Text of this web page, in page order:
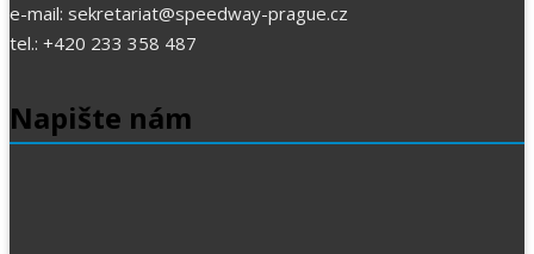
e-mail: sekretariat@speedway-prague.cz
tel.: +420 233 358 487
Napište nám